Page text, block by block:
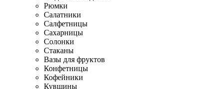
Рюмки
Салатники
Салфетницы
Сахарницы
Солонки
Стаканы
Вазы для фруктов
Конфетницы
Кофейники
Кувшины